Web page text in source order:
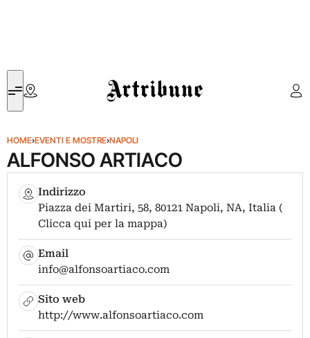
Artribune
HOME›EVENTI E MOSTRE›NAPOLI
ALFONSO ARTIACO
Indirizzo
Piazza dei Martiri, 58, 80121 Napoli, NA, Italia (
Clicca qui per la mappa)
Email
info@alfonsoartiaco.com
Sito web
http://www.alfonsoartiaco.com